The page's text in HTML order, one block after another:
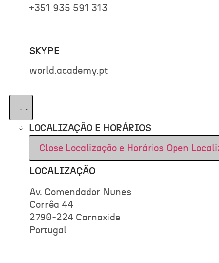
+351 935 591 313
SKYPE
world.academy.pt
LOCALIZAÇÃO E HORÁRIOS
Close Localização e Horários Open
LOCALIZAÇÃO
Av. Comendador Nunes
Corrêa 44
2790-224 Carnaxide
Portugal